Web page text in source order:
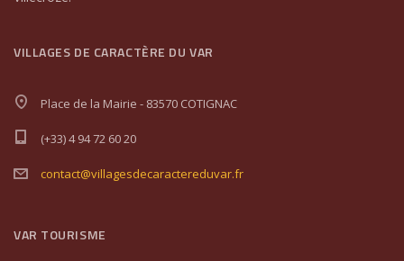
VILLAGES DE CARACTÈRE DU VAR
Place de la Mairie - 83570 COTIGNAC
(+33) 4 94 72 60 20
contact@villagesdecaractereduvar.fr
VAR TOURISME